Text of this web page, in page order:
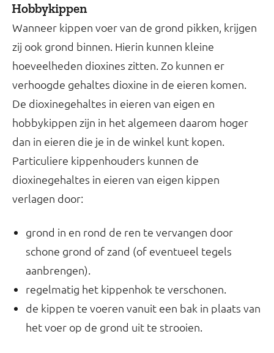
Hobbykippen
Wanneer kippen voer van de grond pikken, krijgen
zij ook grond binnen. Hierin kunnen kleine
hoeveelheden dioxines zitten. Zo kunnen er
verhoogde gehaltes dioxine in de eieren komen.
De dioxinegehaltes in eieren van eigen en
hobbykippen zijn in het algemeen daarom hoger
dan in eieren die je in de winkel kunt kopen.
Particuliere kippenhouders kunnen de
dioxinegehaltes in eieren van eigen kippen
verlagen door:
grond in en rond de ren te vervangen door
schone grond of zand (of eventueel tegels
aanbrengen).
regelmatig het kippenhok te verschonen.
de kippen te voeren vanuit een bak in plaats van
het voer op de grond uit te strooien.